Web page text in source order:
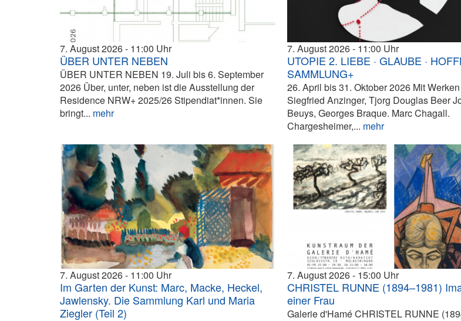
7. August 2026 11:00
ÜBER UNTER NEBEN
ÜBER UNTER NEBEN 19. Juli bis 6. September
2026 Über, unter, neben ist die Ausstellung der
Residence NRW+ 2025/26 Stipendiat*innen. Sie
bringt... mehr
7. August 2026 11:00
UTOPIE 2. LIEBE · GLAUBE ·
SAMMLUNG+
26. April bis 31. Oktober 2026 Mit
Siegfried Anzinger, Tjorg Douglas Beer
Beuys, Georges Braque. Marc Chagall.
Chargesheimer,... mehr
7. August 2026 11:00
Im Garten der Kunst: Marc, Macke, Heckel,
Jawlensky. Die Sammlung Karl und Maria
Ziegler (Teil 2)
7. August 2026 15:00
CHRISTEL RUNNE (1894–1981)
einer Frau
Galerie d'Hamé CHRISTEL RUNNE